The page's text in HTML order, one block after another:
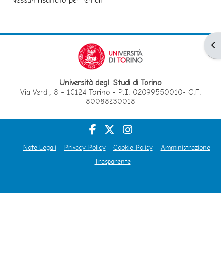
Università degli Studi di Torino
Via Verdi, 8 - 10124 Torino - P.I. 02099550010- C.F.
80088230018
Note Legali Privacy Policy Cookie Policy
Amministrazione
Trasparente